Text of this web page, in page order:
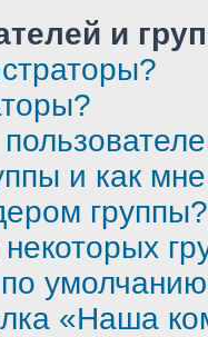
и
и как
группы?
по
«Наша